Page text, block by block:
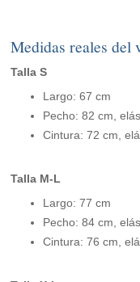
Medidas reales del
Talla S
Largo: 67 cm
Pecho: 82 cm,
Cintura: 72 cm,
Talla M-L
Largo: 77 cm
Pecho: 84 cm,
Cintura: 76 cm,